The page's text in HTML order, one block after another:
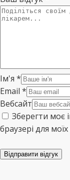
Ім'я *
Email *
Вебсайт
Зберегти моє
браузері для
Відправити відгук